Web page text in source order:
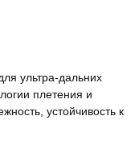
ультра-дальних
плетения и
устойчивость к